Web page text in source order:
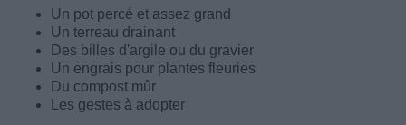
Un pot percé et assez grand
Un terreau drainant
Des billes d'argile ou du gravier
Un engrais pour plantes fleuries
Du compost mûr
Les gestes à adopter